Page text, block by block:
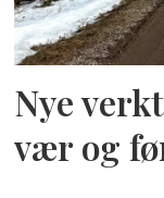
Nye
vær og